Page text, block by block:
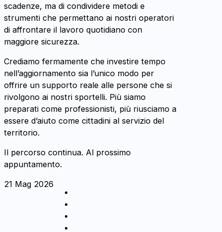
scadenze, ma di condividere metodi e
strumenti che permettano ai nostri operatori
di affrontare il lavoro quotidiano con
maggiore sicurezza.
Crediamo fermamente che investire tempo
nell’aggiornamento sia l’unico modo per
offrire un supporto reale alle persone che si
rivolgono ai nostri sportelli. Più siamo
preparati come professionisti, più riusciamo a
essere d’aiuto come cittadini al servizio del
territorio.
Il percorso continua. Al prossimo
appuntamento.
21 Mag 2026